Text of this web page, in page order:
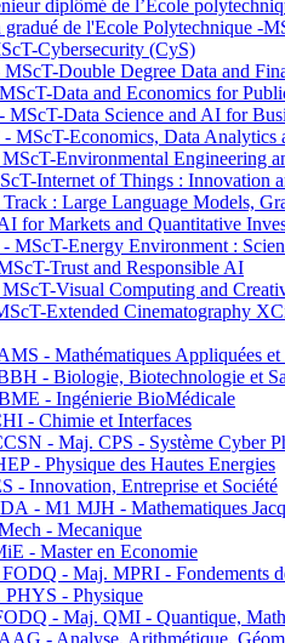
diplômé de l’École
de l'Ecole Polytechnique -
Cybersecurity (CyS)
Double Degree Data and
Data and Economics for
Data Science and AI for
MScT-Economics, Data Analytics
Environmental Engineering
Internet of Things : Innovation
: Large Language Models,
for Markets and Quantitative
MScT-Energy Environment :
Trust and Responsible AI
Visual Computing and
Extended Cinematography
- Mathématiques Appliquées et
- Biologie, Biotechnologie et
- Ingénierie BioMédicale
- Chimie et Interfaces
- Maj. CPS - Système Cyber
- Physique des Hautes Energies
- Innovation, Entreprise et Société
- M1 MJH - Mathematiques
- Mecanique
- Master en Economie
- Maj. MPRI - Fondements
- Physique
- Maj. QMI - Quantique,
- Analyse, Arithmétique,